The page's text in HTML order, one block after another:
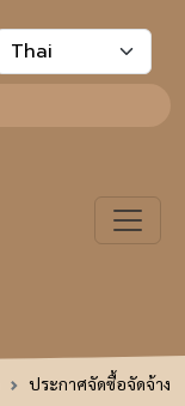
ประกาศจัดซื้อจัดจ้าง